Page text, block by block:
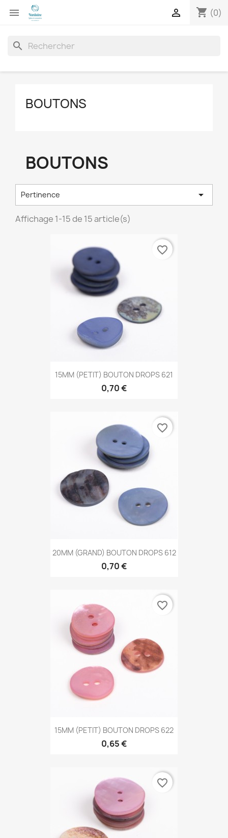
 shopping_cart (0)

search
BOUTONS
BOUTONS
Pertinence 
Affichage 1-15 de 15 article(s)
15MM (PETIT) BOUTON DROPS 621
0,70 €
favorite_border
20MM (GRAND) BOUTON DROPS 612
0,70 €
favorite_border
15MM (PETIT) BOUTON DROPS 622
0,65 €
favorite_border
favorite_border